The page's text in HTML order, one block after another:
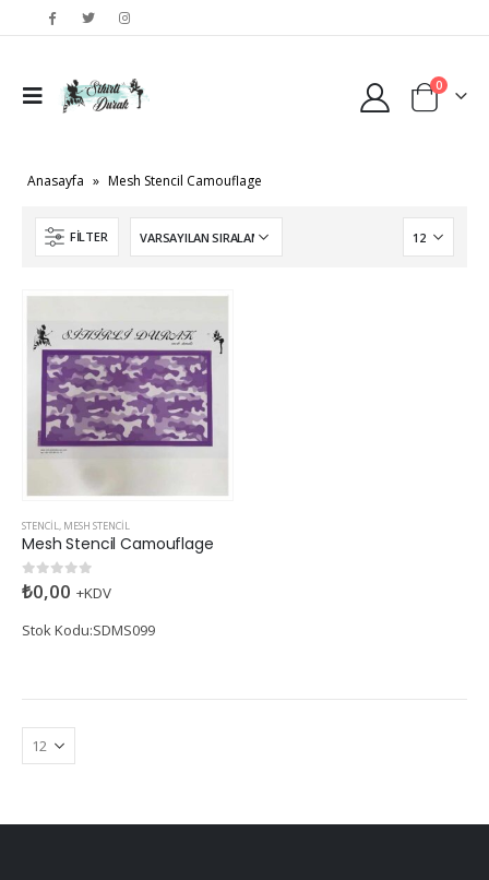
0
Anasayfa » Mesh Stencil Camouflage
FILTER
STENCIL, MESH STENCIL
Mesh Stencil Camouflage
05 üzerinden
₺0,00 +KDV
Stok Kodu:SDMS099